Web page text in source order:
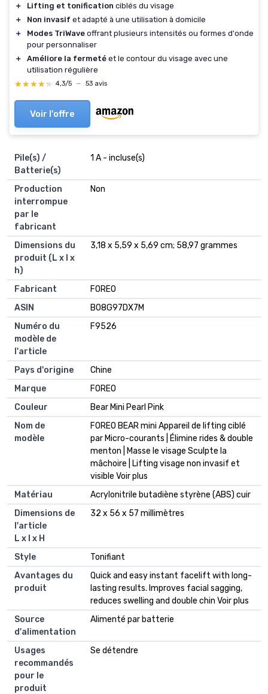
＋ Lifting et tonification ciblés du visage
＋
Non invasif et adapté à une utilisation à domicile
＋
Modes TriWave offrant plusieurs intensités ou formes d'onde
pour personnaliser
＋
Améliore la fermeté et le contour du visage avec une
utilisation régulière
★★★★★
★★★★★ 4,3/5 — 53 avis
Voir l'offre
Pile(s) /
Batterie(s)
1 A - incluse(s)
Production
interrompue
par le
fabricant
Non
Dimensions du
produit (L x l x
h)
3,18 x 5,59 x 5,69 cm; 58,97 grammes
Fabricant
FOREO
ASIN
B08G97DX7M
Numéro du
modèle de
l'article
F9526
Pays d'origine
Chine
Marque
FOREO
Couleur
Bear Mini Pearl Pink
Nom de
modèle
FOREO BEAR mini Appareil de lifting ciblé
par Micro-courants | Élimine rides & double
menton | Masse le visage Sculpte la
mâchoire | Lifting visage non invasif et
visible Voir plus
Matériau
Acrylonitrile butadiène styrène (ABS) cuir
Dimensions de
l'article
L x l x H
32 x 56 x 57 millimètres
Style
Tonifiant
Avantages du
produit
Quick and easy instant facelift with long-
lasting results. Improves facial sagging,
reduces swelling and double chin Voir plus
Source
d'alimentation
Alimenté par batterie
Usages
recommandés
pour le
produit
Se détendre